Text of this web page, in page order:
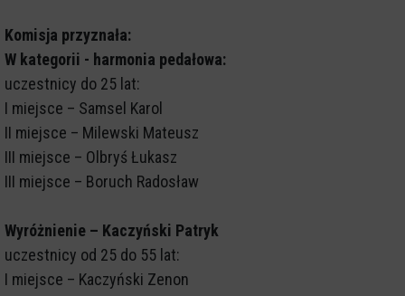
Komisja przyznała:
W kategorii - harmonia pedałowa:
uczestnicy do 25 lat:
I miejsce – Samsel Karol
II miejsce – Milewski Mateusz
III miejsce – Olbryś Łukasz
III miejsce – Boruch Radosław
Wyróżnienie – Kaczyński Patryk
uczestnicy od 25 do 55 lat:
I miejsce – Kaczyński Zenon